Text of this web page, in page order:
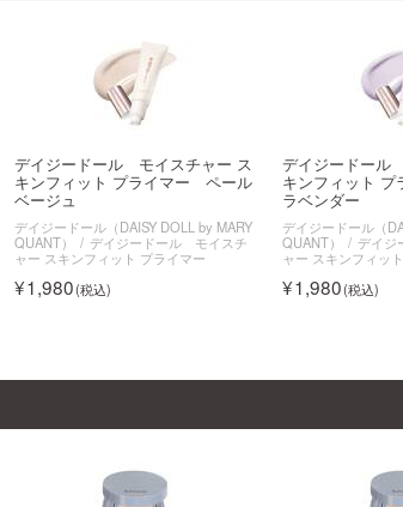
デイジードール モイスチャー ス
キンフィット プライマー ペール
ベージュ
デイジードール（DAISY DOLL by MARY
QUANT）
デイジードール モイスチ
ャー スキンフィット プライマー
1,980
デイジードール
キンフィット
ラベンダー
デイジードール（
QUANT）
デイ
ャー スキンフィッ
1,980